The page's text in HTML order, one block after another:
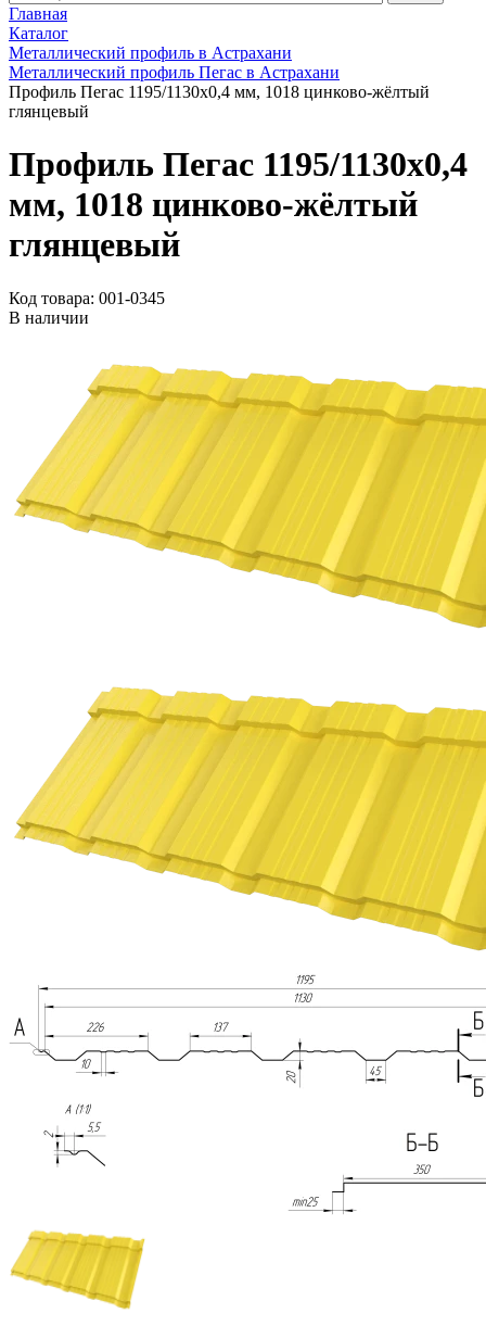
Главная
Каталог
Металлический профиль в Астрахани
Металлический профиль Пегас в Астрахани
Профиль Пегас 1195/1130x0,4 мм, 1018 цинково-жёлтый
глянцевый
Профиль Пегас 1195/1130x0,4
мм, 1018 цинково-жёлтый
глянцевый
Код товара: 001-0345
В наличии